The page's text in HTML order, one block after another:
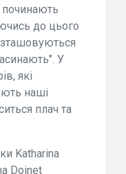
до цього
У
які
наші
плач та
Katharina
Doinet